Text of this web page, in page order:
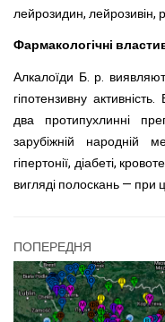
лейрозидин, лейрозивін,
Фармакологічні
Алкалоїди Б. р.
гіпотензивну
два протипухлинні
зарубіжній народній
гіпертонії, діабеті,
вигляді полоскань — при
ПОПЕРЕДНЯ